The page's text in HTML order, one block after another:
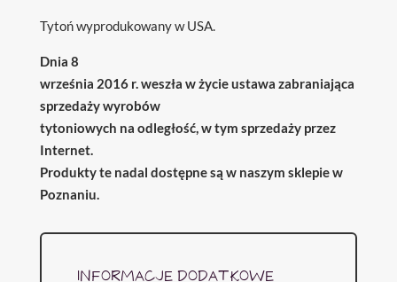
Tytoń wyprodukowany w USA.
Dnia 8
września 2016 r. weszła w życie ustawa zabraniająca
sprzedaży wyrobów
tytoniowych na odległość, w tym sprzedaży przez
Internet.
Produkty te nadal dostępne są w naszym sklepie w
Poznaniu.
INFORMACJE DODATKOWE